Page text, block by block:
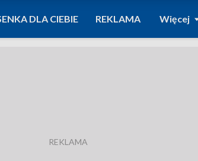
DLA CIEBIE REKLAMA Więcej